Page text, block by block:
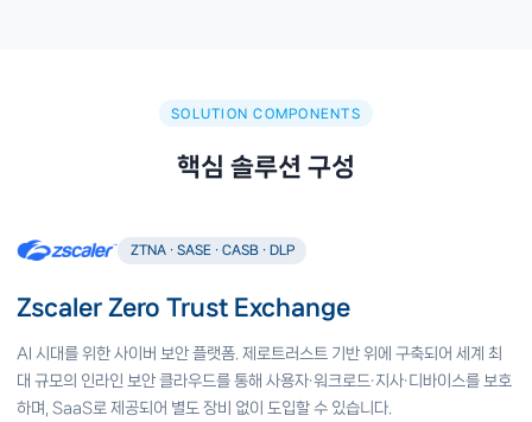
SOLUTION COMPONENTS
핵심 솔루션 구성
ZTNA · SASE · CASB · DLP
Zscaler Zero Trust Exchange
AI 시대를 위한 사이버 보안 플랫폼. 제로트러스트 기반 위에 구축되어 세계 최
대 규모의 인라인 보안 클라우드를 통해 사용자·워크로드·지사·디바이스를 보호
하며, SaaS로 제공되어 별도 장비 없이 도입할 수 있습니다.